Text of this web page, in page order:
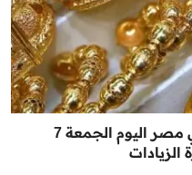
ارتفاع متواصل لأسعار الذهب في مصر اليوم الجمعة 7